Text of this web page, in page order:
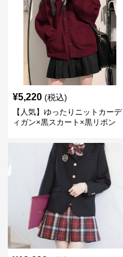
¥5,220 (税込)
【人気】ゆったりニットカーデ
ィガン×黒スカート×黒リボン